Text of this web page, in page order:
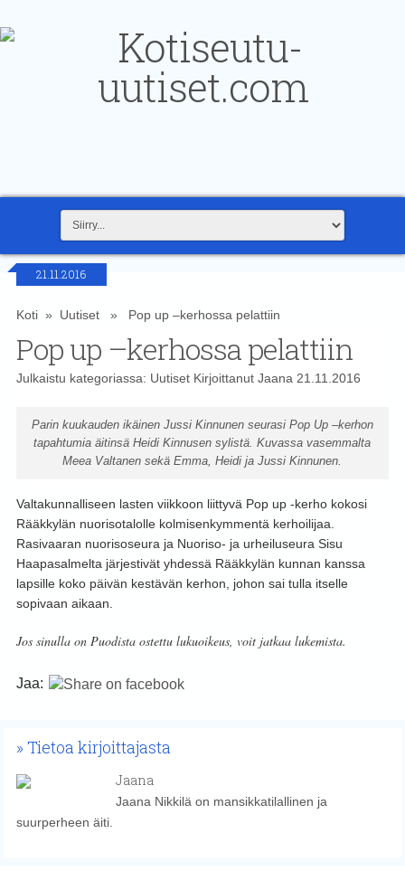
21.11.2016
Koti» Uutiset» Pop up –kerhossa pelattiin
Pop up –kerhossa pelattiin
Julkaistu kategoriassa: UutisetKirjoittanut Jaana 21.11.2016
Parin kuukauden ikäinen Jussi Kinnunen seurasi Pop Up –kerhon
tapahtumia äitinsä Heidi Kinnusen sylistä. Kuvassa vasemmalta
Meea Valtanen sekä Emma, Heidi ja Jussi Kinnunen.
Valtakunnalliseen lasten viikkoon liittyvä Pop up -kerho kokosi
Rääkkylän nuorisotalolle kolmisenkymmentä kerhoilijaa.
Rasivaaran nuorisoseura ja Nuoriso- ja urheiluseura Sisu
Haapasalmelta järjestivät yhdessä Rääkkylän kunnan kanssa
lapsille koko päivän kestävän kerhon, johon sai tulla itselle
sopivaan aikaan.
Jos sinulla on Puodista ostettu lukuoikeus, voit jatkaa lukemista.
Jaa:
Tietoa kirjoittajasta
Jaana
Jaana Nikkilä on mansikkatilallinen ja
suurperheen äiti.